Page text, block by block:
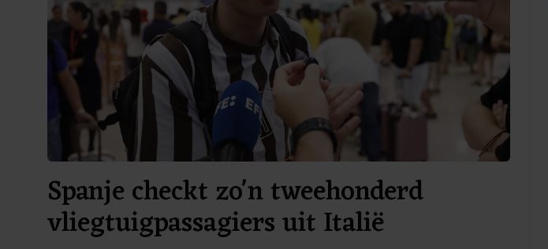
Spanje checkt zo'n tweehonderd
vliegtuigpassagiers uit Italië